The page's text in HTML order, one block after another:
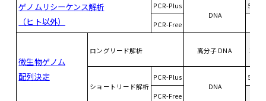
ゲノムリシーケンス解析
（ヒト以外）
PCR-Plus
DNA
500
PCR-Free
微生物ゲノム
配列決定
ロングリード解析 高分子 DNA 10
ショートリード解析
PCR-Plus
DNA
500
PCR-Free